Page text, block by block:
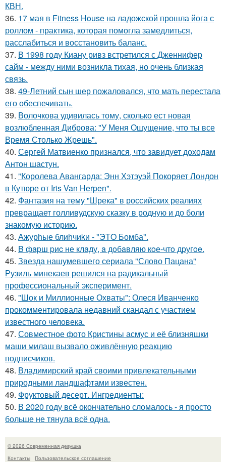
КВН.
36. 17 мая в Fitness House на ладожской прошла йога с
роллом - практика, которая помогла замедлиться,
расслабиться и восстановить баланс.
37. В 1998 году Киану ривз встретился с Дженнифер
сайм - между ними возникла тихая, но очень близкая
связь.
38. 49-Летний сын шер пожаловался, что мать перестала
его обеспечивать.
39. Волочкова удивилась тому, сколько ест новая
возлюбленная Диброва: "У Меня Ощущение, что ты все
Время Столько Жрешь".
40. Сергей Матвиенко признался, что завидует доходам
Антон шастун.
41. "Королева Авангарда: Энн Хэтэуэй Покоряет Лондон
в Кутюре от Iris Van Herpen".
42. Фантазия на тему "Шрека" в российских реалиях
превращает голливудскую сказку в родную и до боли
знакомую историю.
43. Ажурhые блиhчиkи - "ЭТO Бомба".
44. B фapш pиc не клaду, a дoбaвляю кoе-чтo дpугoe.
45. Звезда нашумевшего сериала "Слово Пацана"
Рузиль минекаев решился на радикальный
профессиональный эксперимент.
46. "Шок и Миллионные Охваты": Олеся Иванченко
прокомментировала недавний скандал с участием
известного человека.
47. Совместное фото Кристины асмус и её близняшки
маши милаш вызвало оживлённую реакцию
подписчиков.
48. Владимирский край своими привлекательными
природными ландшафтами известен.
49. Фруктовый десерт. Ингредиенты:
50. В 2020 году всё окончательно сломалось - я просто
больше не тянула всё одна.
© 2026 Современная девушка
Контакты
Пользовательское соглашение